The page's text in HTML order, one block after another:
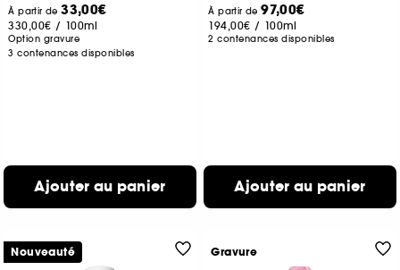
À partir de33,00€
330,00€ / 100ml
Option gravure
3 contenances disponibles
Ajouter au panier
À partir de97,00€
194,00€ / 100ml
2 contenances disponibles
Ajouter au panier
Nouveauté Gravure